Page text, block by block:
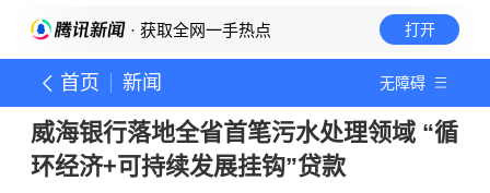
· 获取全网一手热点 打开
首页 新闻 无障碍
威海银行落地全省首笔污水处理领域 “循
环经济+可持续发展挂钩”贷款